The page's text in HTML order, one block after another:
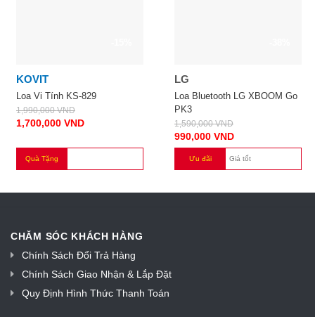
KOVIT
Loa Vi Tính KS-829
1,990,000VND
1,700,000 VND
Quà Tặng
LG
Loa Bluetooth LG XBOOM Go
PK3
1,590,000VND
990,000 VND
Ưu đãi Giá tốt
CHĂM SÓC KHÁCH HÀNG
Chính Sách Đổi Trả Hàng
Chính Sách Giao Nhận & Lắp Đặt
Quy Định Hình Thức Thanh Toán